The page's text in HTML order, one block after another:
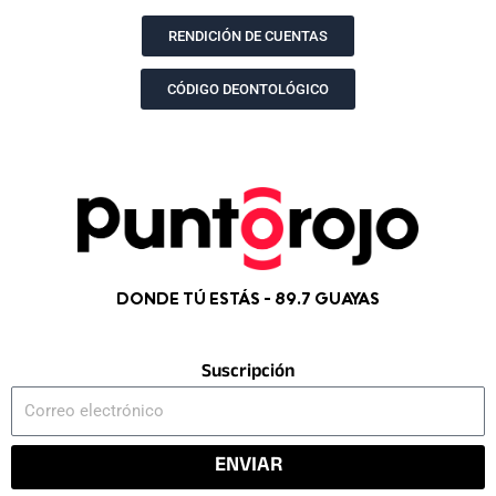
o
r
a
m
t
e
r
e
RENDICIÓN DE CUENTAS
CÓDIGO DEONTOLÓGICO
DONDE TÚ ESTÁS - 89.7 GUAYAS
Suscripción
ENVIAR